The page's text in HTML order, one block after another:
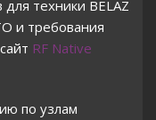
техники BELAZ
и требования
RF Native
по узлам